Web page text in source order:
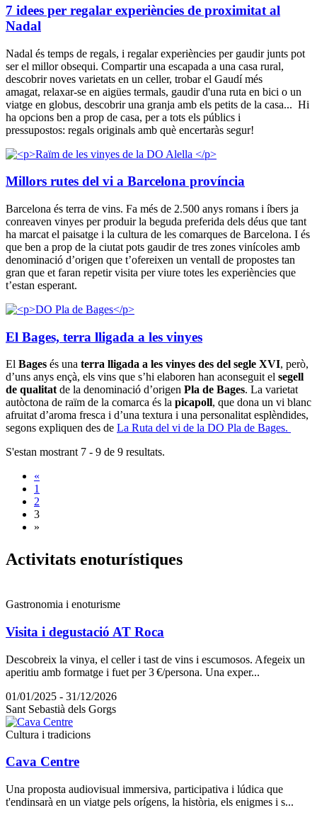
7 idees per regalar experiències de proximitat al
Nadal
Nadal és temps de regals, i regalar experiències per gaudir junts pot
ser el millor obsequi. Compartir una escapada a una casa rural,
descobrir noves varietats en un celler, trobar el Gaudí més
amagat, relaxar-se en aigües termals, gaudir d'una ruta en bici o un
viatge en globus, descobrir una granja amb els petits de la casa... Hi
ha opcions ben a prop de casa, per a tots els públics i
pressupostos: regals originals amb què encertaràs segur!
Millors rutes del vi a Barcelona província
Barcelona és terra de vins. Fa més de 2.500 anys romans i íbers ja
conreaven vinyes per produir la beguda preferida dels déus que tant
ha marcat el paisatge i la cultura de les comarques de Barcelona. I és
que ben a prop de la ciutat pots gaudir de tres zones vinícoles amb
denominació d’origen que t’ofereixen un ventall de propostes tan
gran que et faran repetir visita per viure totes les experiències que
t’estan esperant.
El Bages, terra lligada a les vinyes
El Bages és una terra lligada a les vinyes des del segle XVI, però,
d’uns anys ençà, els vins que s’hi elaboren han aconseguit el segell
de qualitat de la denominació d’origen Pla de Bages. La varietat
autòctona de raïm de la comarca és la picapoll, que dona un vi blanc
afruitat d’aroma fresca i d’una textura i una personalitat esplèndides,
segons expliquen des de La Ruta del vi de la DO Pla de Bages.
S'estan mostrant 7 - 9 de 9 resultats.
«
1
2
3
»
Activitats enoturístiques
Gastronomia i enoturisme
Visita i degustació AT Roca
Descobreix la vinya, el celler i tast de vins i escumosos. Afegeix un
aperitiu amb formatge i fuet per 3 €/persona. Una exper...
01/01/2025 - 31/12/2026
Sant Sebastià dels Gorgs
Cultura i tradicions
Cava Centre
Una proposta audiovisual immersiva, participativa i lúdica que
t'endinsarà en un viatge pels orígens, la història, els enigmes i s...